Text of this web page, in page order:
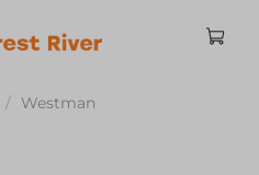
Westman